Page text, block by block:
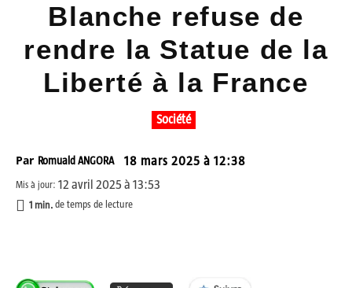
Blanche refuse de
rendre la Statue de la
Liberté à la France
Société
Par Romuald ANGORA 18 mars 2025 à 12:38
Mis à jour: 12 avril 2025 à 13:53
1 min. de temps de lecture